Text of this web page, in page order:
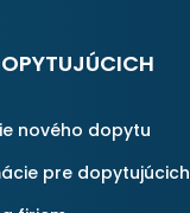
nového dopytu
pre dopytujúcich